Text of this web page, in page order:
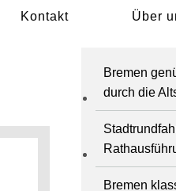
Kontakt Über
Bremen
durch die
Bremen